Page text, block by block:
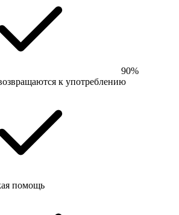
90%
к употреблению
помощь